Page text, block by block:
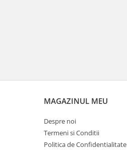
MAGAZINUL MEU
Despre noi
Termeni si Conditii
Politica de Confidentialitate